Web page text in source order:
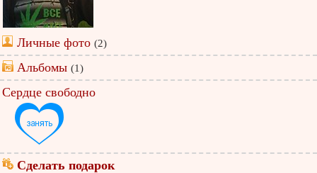
Личные фото (2)
Альбомы (1)
Сердце свободно
Сделать подарок